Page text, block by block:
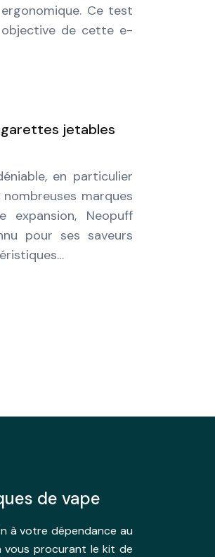
Ce test
de cette e-
jetables
en particulier
marques
Neopuff
pour ses saveurs
de vape
à votre dépendance au
vous procurant le kit de